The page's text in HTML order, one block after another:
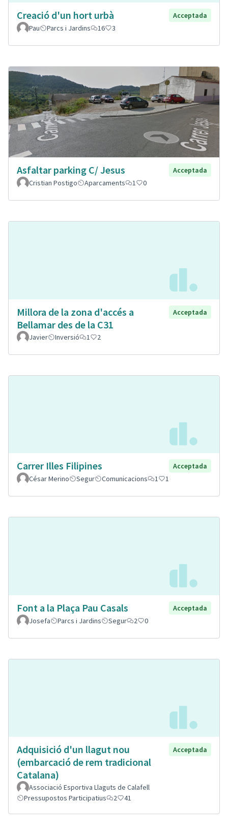
Creació d'un hort urbà
Acceptada
Pau
Parcs i Jardins 16 3
Asfaltar parking C/ Jesus
Acceptada
Cristian Postigo
Aparcaments 1 0
Millora de la zona d'accés a
Bellamar des de la C31
Acceptada
Javier Inversió 1 2
Carrer Illes Filipines
Acceptada
César Merino
Segur Comunicacions 1 1
Font a la Plaça Pau Casals
Acceptada
Josefa
Parcs i Jardins Segur 2 0
Adquisició d'un llagut nou
(embarcació de rem tradicional
Catalana)
Acceptada
Associació Esportiva Llaguts de Calafell
Pressupostos Participatius
2 41